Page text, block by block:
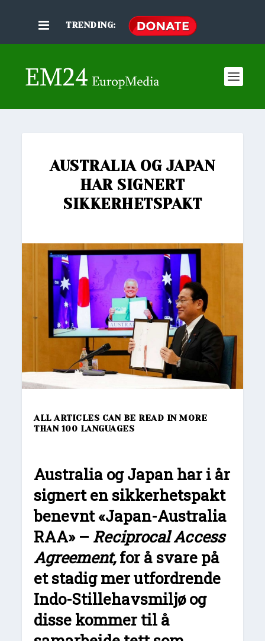
TRENDING:
AUSTRALIA OG JAPAN
HAR SIGNERT
SIKKERHETSPAKT
ALL ARTICLES CAN BE READ IN MORE
THAN 100 LANGUAGES
Australia og Japan har i år
signert en sikkerhetspakt
benevnt «Japan-Australia
RAA» – Reciprocal Access
Agreement,for å svare på
et stadig mer utfordrende
Indo-Stillehavsmiljø og
disse kommer til å